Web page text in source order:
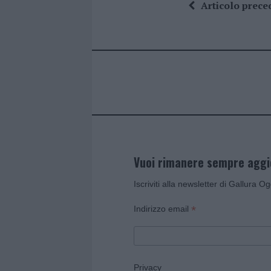
Articolo
Vuoi rimanere sempre
Iscriviti alla newsletter di Gallura
Indirizzo email *
Privacy